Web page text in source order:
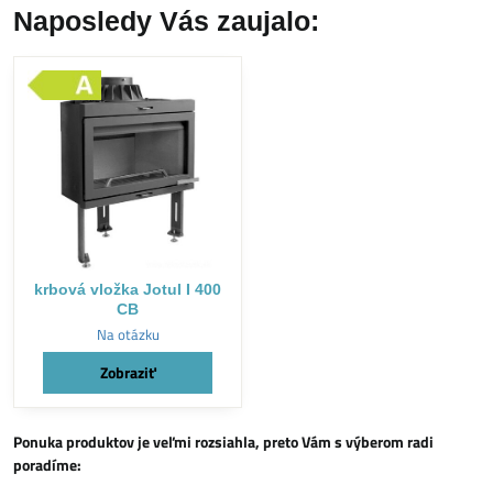
Naposledy Vás zaujalo:
krbová vložka Jotul I 400
CB
Na otázku
Zobraziť
Ponuka produktov je veľmi rozsiahla, preto Vám s výberom radi
poradíme: